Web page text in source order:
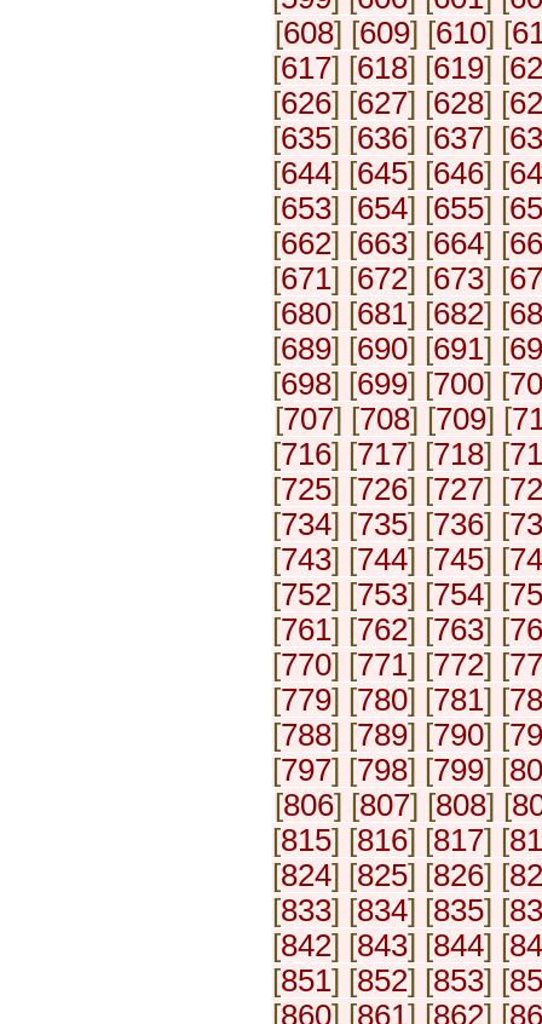
[608] [609] [610] [
[617] [618] [619] [
[626] [627] [628] [
[635] [636] [637] [
[644] [645] [646] [
[653] [654] [655] [
[662] [663] [664] [
[671] [672] [673] [
[680] [681] [682] [
[689] [690] [691] [
[698] [699] [700] [
[707] [708] [709] [
[716] [717] [718] [
[725] [726] [727] [
[734] [735] [736] [
[743] [744] [745] [
[752] [753] [754] [
[761] [762] [763] [
[770] [771] [772] [
[779] [780] [781] [
[788] [789] [790] [
[797] [798] [799] [
[806] [807] [808] [
[815] [816] [817] [
[824] [825] [826] [
[833] [834] [835] [
[842] [843] [844] [
[851] [852] [853] [
[860] [861] [862] [